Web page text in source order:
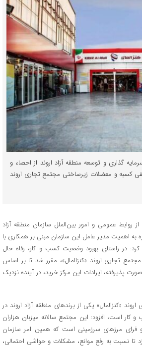
گذاری و توسعه منطقه آزاد اروند از احصاء و
کسبه و معضلات زیرساختی مجتمع تجاری اروند
روابط عمومی و امور بین‌الملل سازمان منطقه آزاد
به اهمیت مدیر عامل این سازمان مبنی بر همکاری با
کرد: در راستای بهبود وضعیت کسب و کار، رفاه حال
تجاری اروند «کنزالمال»، مقرر شد تا بر اساس
پذیرفته، ایرادات این مرکز خرید، در آینده نزدیک
«کنزالمال» یکی از برندهای منطقه آزاد اروند در
است، افزود: این مجتمع سالانه میزبان هزاران
فرای مرزهای سرزمینی است که همین امر سازمان
تا نسبت به رفع موانع، مشکلات و حواشی احتمالی،